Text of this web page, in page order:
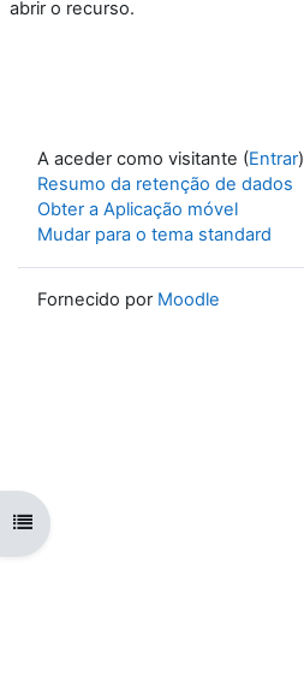
Abrir índice da disciplina
abrir o recurso.
A aceder como visitante (Entrar)
Resumo da retenção de dados
Obter a Aplicação móvel
Mudar para o tema standard
Fornecido por Moodle